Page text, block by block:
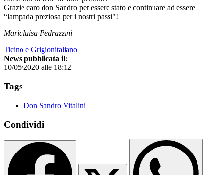
Grazie caro don Sandro per essere stato e continuare ad essere
“lampada preziosa per i nostri passi"!
Marialuisa Pedrazzini
Ticino e Grigionitaliano
News pubblicata il:
10/05/2020 alle 18:12
Tags
Don Sandro Vitalini
Condividi